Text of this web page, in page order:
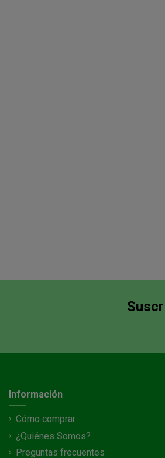
Información
Cómo comprar
¿Quiénes Somos?
Preguntas frecuentes